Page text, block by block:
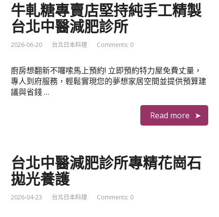
牛軋糖專賣店堅持純手工精製
台北中醫減肥診所
2026-06-20 台北日本料理 Comments: 0
廚房想翻新不囉嗦馬上預約! 立即預約特力屋免費丈量，
專人到府服務，輕鬆實現您的夢想家居空間並提供預算建
議與省錢 …
Read more
台北中醫減肥診所專精花崗石
拋光養護
2026-04-23 台北日本料理 Comments: 0